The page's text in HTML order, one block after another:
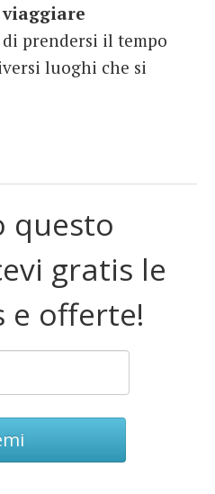
viaggiare
di prendersi il tempo
luoghi che si
questo
gratis le
e offerte!